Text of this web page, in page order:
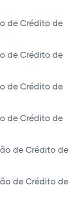
de Crédito de
de Crédito de
de Crédito de
de Crédito de
de Crédito de
de Crédito de